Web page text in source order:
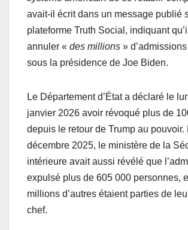
avait-il écrit dans un message publié
plateforme Truth Social, indiquant
annuler « des millions »
sous la présidence de Joe Biden.
Le Département d’État a déclaré le
janvier 2026 avoir révoqué plus de
depuis le retour de Trump au pouvoir.
décembre 2025, le ministère de la
intérieure avait aussi révélé que
expulsé plus de 605 000 personnes,
millions d’autres étaient parties de
chef.